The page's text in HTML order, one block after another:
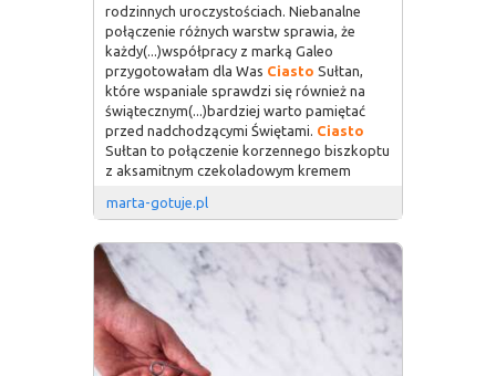
rodzinnych uroczystościach. Niebanalne
połączenie różnych warstw sprawia, że
każdy(...)współpracy z marką Galeo
przygotowałam dla Was Ciasto Sułtan,
które wspaniale sprawdzi się również na
świątecznym(...)bardziej warto pamiętać
przed nadchodzącymi Świętami. Ciasto
Sułtan to połączenie korzennego biszkoptu
z aksamitnym czekoladowym kremem
marta-gotuje.pl